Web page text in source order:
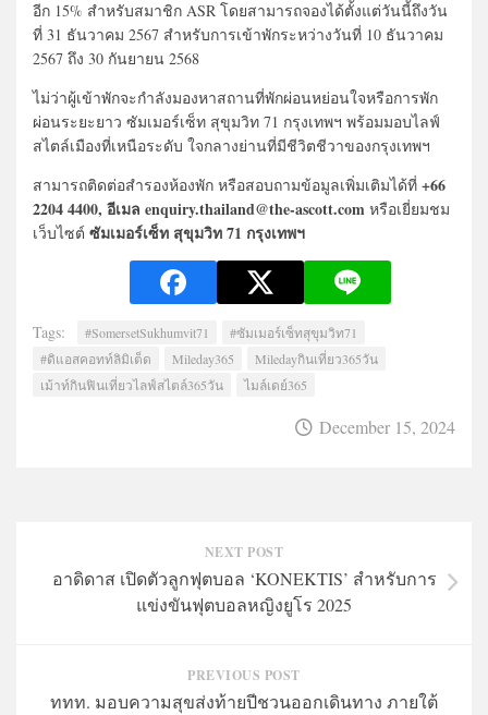
อีก 15% สำหรับสมาชิก ASR โดยสามารถจองได้ตั้งแต่วันนี้ถึงวัน
ที่ 31 ธันวาคม 2567 สำหรับการเข้าพักระหว่างวันที่ 10 ธันวาคม
2567 ถึง 30 กันยายน 2568
ไม่ว่าผู้เข้าพักจะกำลังมองหาสถานที่พักผ่อนหย่อนใจหรือการพัก
ผ่อนระยะยาว ซัมเมอร์เซ็ท สุขุมวิท 71 กรุงเทพฯ พร้อมมอบไลฟ์
สไตล์เมืองที่เหนือระดับ ใจกลางย่านที่มีชีวิตชีวาของกรุงเทพฯ
สามารถติดต่อสำรองห้องพัก หรือสอบถามข้อมูลเพิ่มเติมได้ที่ +66
2204 4400, อีเมล enquiry.thailand@the-ascott.com หรือเยี่ยมชม
เว็บไซต์ ซัมเมอร์เซ็ท สุขุมวิท 71 กรุงเทพฯ
Tags: #SomersetSukhumvit71
#ซัมเมอร์เซ็ทสุขุมวิท71
#ดิแอสคอทท์ลิมิเต็ด
Mileday365
Miledayกินเที่ยว365วัน
เม้าท์กินฟินเที่ยวไลฟ์สไตล์365วัน
ไมล์เดย์365
December 15, 2024
NEXT POST
อาดิดาส เปิดตัวลูกฟุตบอล ‘KONEKTIS’ สำหรับการ
แข่งขันฟุตบอลหญิงยูโร 2025
PREVIOUS POST
ททท. มอบความสุขส่งท้ายปีชวนออกเดินทาง ภายใต้